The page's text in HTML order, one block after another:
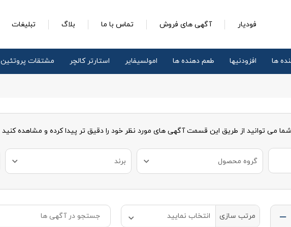
فودیار آگهی های فروش تماس با ما بلاگ تبلیغات
ها افزودنیها طعم دهنده ها امولسیفایر استارتر کالچر مشتقات پروتئین
شما می توانید از طریق این قسمت آگهی های مورد نظر خود را دقیق تر پیدا کرده و مشاهده کنید
گروه محصول برند
مرتب سازی انتخاب نمایید